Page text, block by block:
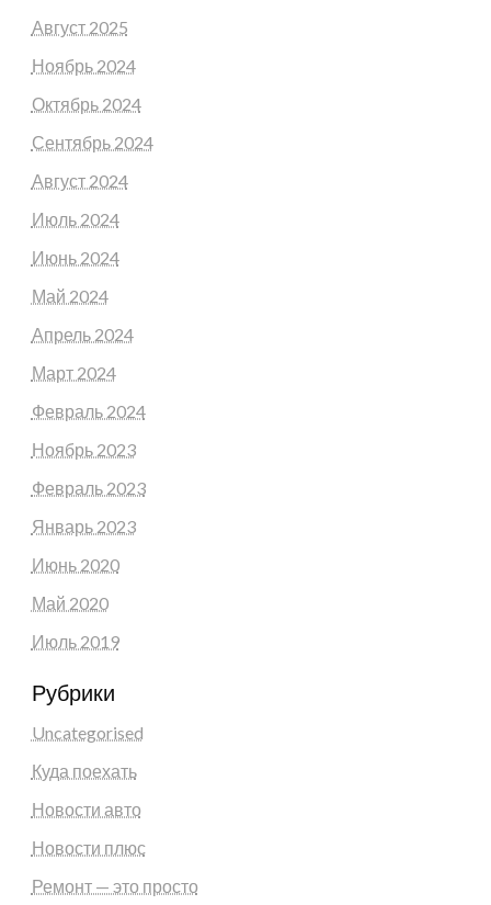
Август 2025
Ноябрь 2024
Октябрь 2024
Сентябрь 2024
Август 2024
Июль 2024
Июнь 2024
Май 2024
Апрель 2024
Март 2024
Февраль 2024
Ноябрь 2023
Февраль 2023
Январь 2023
Июнь 2020
Май 2020
Июль 2019
Рубрики
Uncategorised
Куда поехать
Новости авто
Новости плюс
Ремонт — это просто